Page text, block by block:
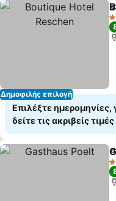
Δημοφιλής επιλογή
3
Επιλέξτε ημερομηνίες,
δείτε τις ακριβείς τιμές
3